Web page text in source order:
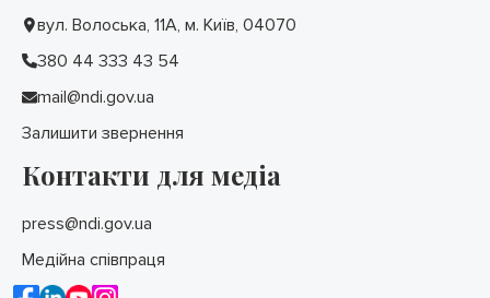
вул. Волоська, 11А, м. Київ, 04070
380 44 333 43 54
mail@ndi.gov.ua
Залишити звернення
Контакти для медіа
press@ndi.gov.ua
Медійна співпраця